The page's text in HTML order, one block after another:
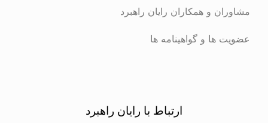
و همکاران رایان راهبرد
و گواهینامه ها
ارتباط با رایان راهبرد